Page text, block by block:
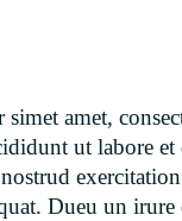
amet,
ut labore
Dueu un